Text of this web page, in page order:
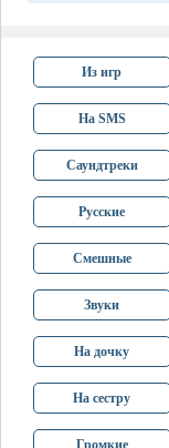
Из игр
На SMS
Саундтреки
Русские
Смешные
Звуки
На дочку
На сестру